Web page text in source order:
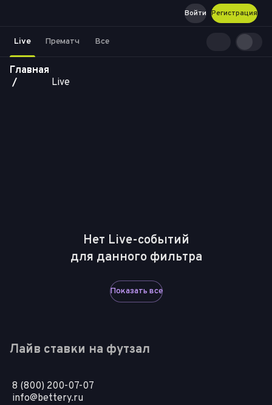
Регистрация
Войти
Live Прематч Все
Главная
Live
Нет Live-событий
для данного фильтра
Показать все
Лайв ставки на футзал
8 (800) 200-07-07
info@bettery.ru